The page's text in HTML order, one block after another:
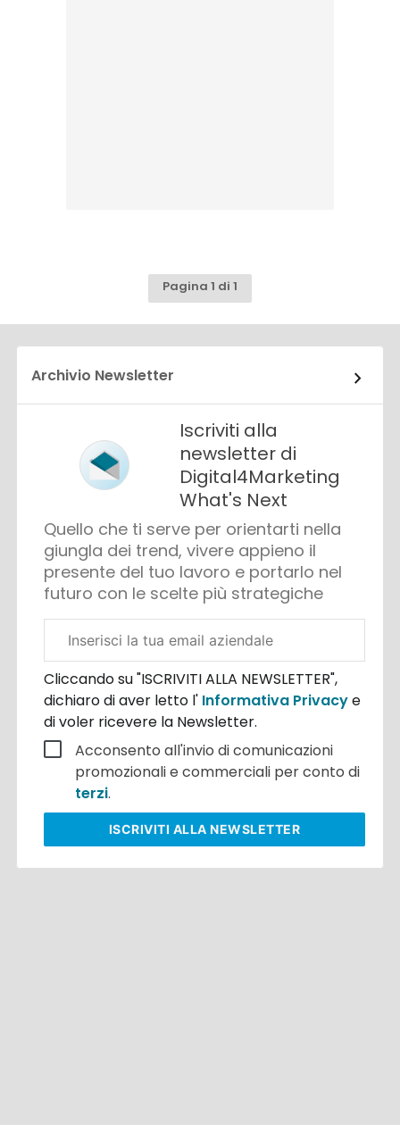
Pagina 1 di 1
Archivio Newsletter
Iscriviti alla
newsletter di
Digital4Marketing
What's Next
Quello che ti serve per orientarti nella
giungla dei trend, vivere appieno il
presente del tuo lavoro e portarlo nel
futuro con le scelte più strategiche
aziendale
Cliccando su "ISCRIVITI ALLA NEWSLETTER",
dichiaro di aver letto l' Informativa Privacye
di voler ricevere la Newsletter.
Acconsento all'invio di comunicazioni
promozionali e commerciali per conto di
terzi.
ISCRIVITI ALLA NEWSLETTER